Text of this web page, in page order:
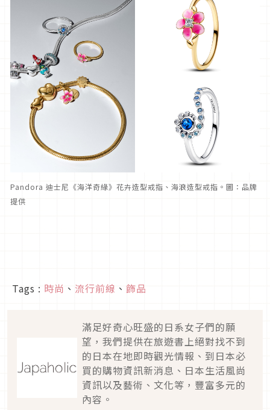
Pandora 迪士尼《海洋奇緣》花卉造型戒指、海浪造型戒指。圖：品牌
提供
Tags : 時尚 、 流行前線 、 飾品
滿足好奇心旺盛的日系女子們的願
望，我們提供在旅遊書上絕對找不到
的日本在地即時觀光情報、到日本必
買的購物資訊新消息、日本生活風尚
資訊以及藝術、文化等，豐富多元的
內容。